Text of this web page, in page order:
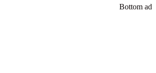
Bottom ad